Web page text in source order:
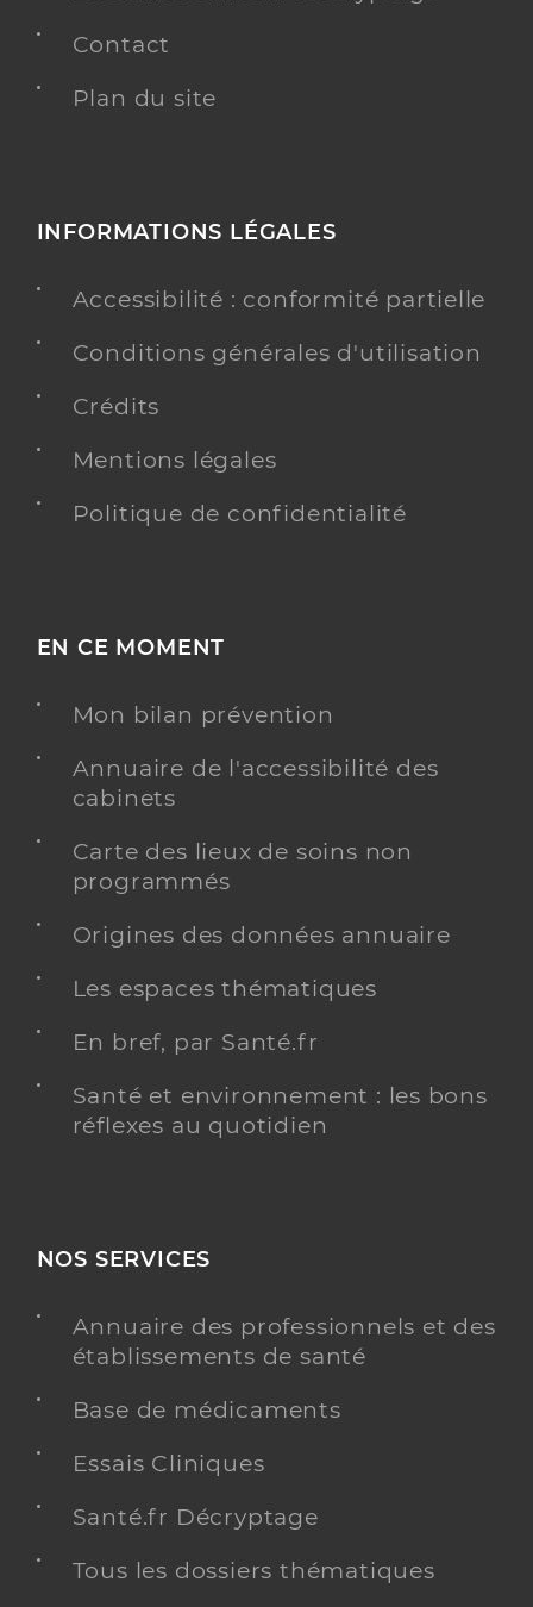
Contact
Plan du site
INFORMATIONS LÉGALES
Accessibilité : conformité partielle
Conditions générales d'utilisation
Crédits
Mentions légales
Politique de confidentialité
EN CE MOMENT
Mon bilan prévention
Annuaire de l'accessibilité des
cabinets
Carte des lieux de soins non
programmés
Origines des données annuaire
Les espaces thématiques
En bref, par Santé.fr
Santé et environnement : les bons
réflexes au quotidien
NOS SERVICES
Annuaire des professionnels et des
établissements de santé
Base de médicaments
Essais Cliniques
Santé.fr Décryptage
Tous les dossiers thématiques